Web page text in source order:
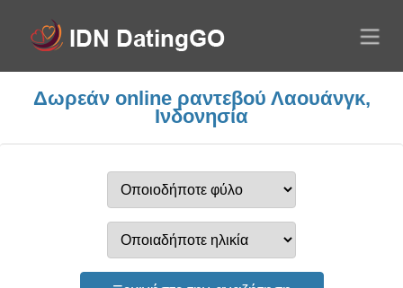
Δωρεάν online ραντεβού Λαουάνγκ,
Ινδονησία